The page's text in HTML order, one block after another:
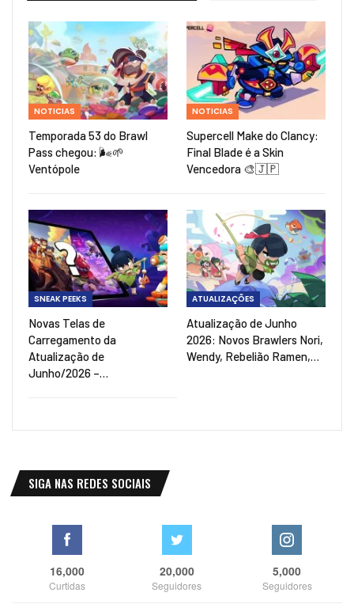
NOTICIAS
Temporada 53 do Brawl
Pass chegou: 🌬️🌱
Ventópole
NOTICIAS
Supercell Make do Clancy:
Final Blade é a Skin
Vencedora 🎨🇯🇵
SNEAK PEEKS
Novas Telas de
Carregamento da
Atualização de
Junho/2026 –…
ATUALIZAÇÕES
Atualização de Junho
2026: Novos Brawlers Nori,
Wendy, Rebelião Ramen,…
SIGA NAS REDES SOCIAIS
16,000
Curtidas
20,000
Seguidores
5,000
Seguidores